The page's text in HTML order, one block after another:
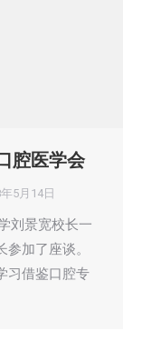
腔医学会
5月14日
刘景宽校长一
加了座谈。
习借鉴口腔专